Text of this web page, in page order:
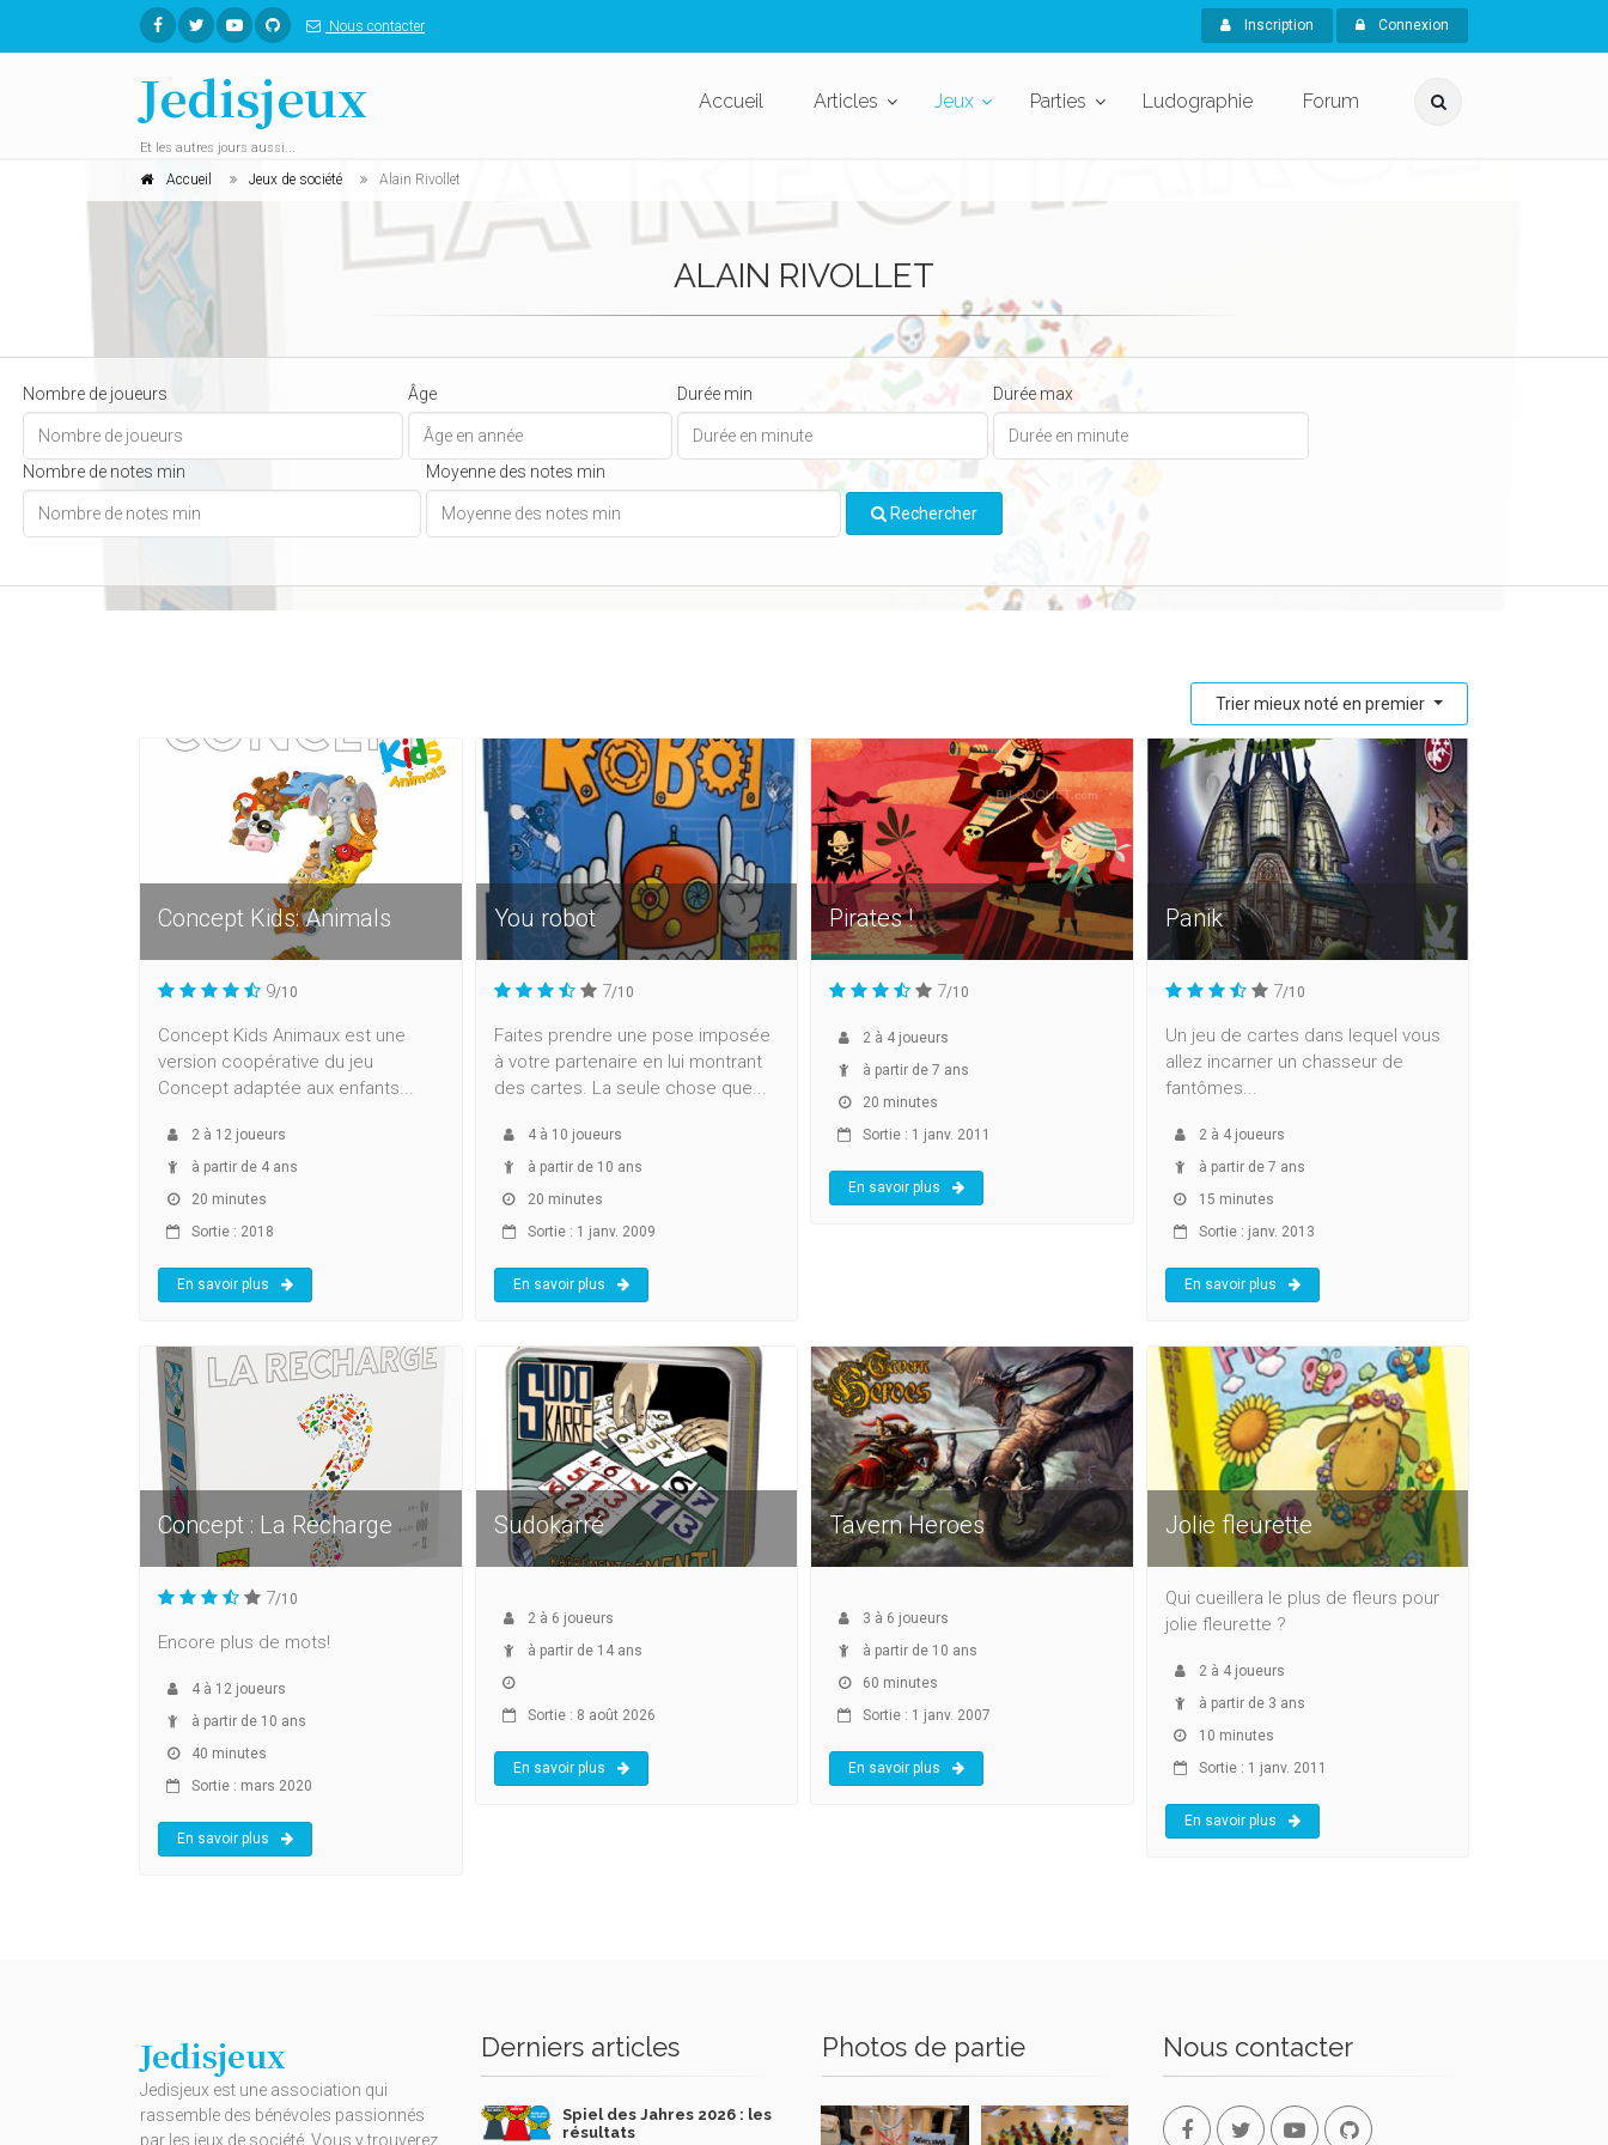
Nous contacter Inscription Connexion
Jedisjeux
Et les autres jours aussi...
Accueil Articles Jeux Parties Ludographie Forum
Accueil Jeux de société Alain Rivollet
ALAIN RIVOLLET
Nombre de joueurs Âge Durée min Durée max
Nombre de notes min Moyenne des notes min
Rechercher
Trier mieux noté en premier
Concept Kids: Animals
9/10
Concept Kids Animaux est une
version coopérative du jeu
Concept adaptée aux enfants...
2 à 12 joueurs
à partir de 4 ans
20 minutes
Sortie : 2018
En savoir plus
You robot
7/10
Faites prendre une pose imposée
à votre partenaire en lui montrant
des cartes. La seule chose que...
4à 10 joueurs
à partir de 10 ans
20 minutes
Sortie : 1 janv. 2009
En savoir plus
Pirates !
7/10
2 à 4 joueurs
à partir de 7 ans
20 minutes
Sortie : 1 janv. 2011
En savoir plus
Panik
7/10
Un jeu de cartes dans lequel vous
allez incarner un chasseur de
fantômes...
2 à 4joueurs
à partir de 7 ans
15 minutes
Sortie : janv. 2013
En savoir plus
Concept : La Recharge
7/10
Encore plus de mots!
4 à 12 joueurs
à partir de 10 ans
40 minutes
Sortie : mars 2020
En savoir plus
Sudokarré
2à 6 joueurs
à partir de 14 ans
Sortie : 8 août 2026
En savoir plus
Tavern Heroes
3 à 6 joueurs
à partir de 10 ans
60 minutes
Sortie : 1 janv. 2007
En savoir plus
Jolie fleurette
Qui cueillera le plus de fleurs pour
jolie fleurette ?
2à 4joueurs
à partir de 3 ans
10 minutes
Sortie : 1 janv. 2011
En savoir plus
Jedisjeux
Jedisjeux est une association qui
rassemble des bénévoles passionnés
par les jeux de société. Vous y trouverez
Derniers articles
Spiel des Jahres 2026 : les
résultats
Photos de partie Nous contacter